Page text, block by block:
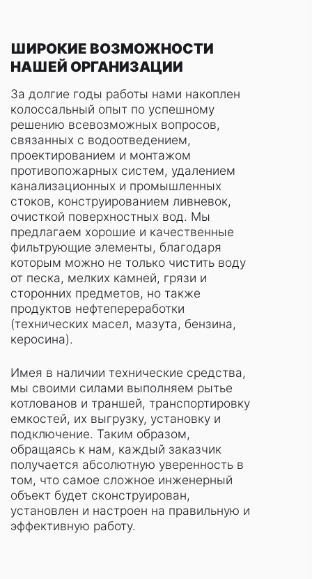
ШИРОКИЕ ВОЗМОЖНОСТИ
НАШЕЙ ОРГАНИЗАЦИИ
За долгие годы работы нами накоплен
колоссальный опыт по успешному
решению всевозможных вопросов,
связанных с водоотведением,
проектированием и монтажом
противопожарных систем, удалением
канализационных и промышленных
стоков, конструированием ливневок,
очисткой поверхностных вод. Мы
предлагаем хорошие и качественные
фильтрующие элементы, благодаря
которым можно не только чистить воду
от песка, мелких камней, грязи и
сторонних предметов, но также
продуктов нефтепереработки
(технических масел, мазута, бензина,
керосина).
Имея в наличии технические средства,
мы своими силами выполняем рытье
котлованов и траншей, транспортировку
емкостей, их выгрузку, установку и
подключение. Таким образом,
обращаясь к нам, каждый заказчик
получается абсолютную уверенность в
том, что самое сложное инженерный
объект будет сконструирован,
установлен и настроен на правильную и
эффективную работу.